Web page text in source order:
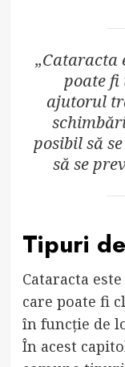
„Cataracta
poate
ajutorul
posibil să
să se
Tipuri
Cataracta
care poate fi
în funcție de
În acest